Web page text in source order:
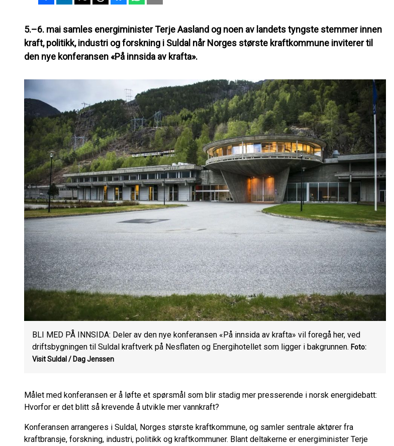
5.–6. mai samles energiminister Terje Aasland og noen av landets tyngste stemmer innen
kraft, politikk, industri og forskning i Suldal når Norges største kraftkommune inviterer til
den nye konferansen «På innsida av krafta».
BLI MED PÅ INNSIDA: Deler av den nye konferansen «På innsida av krafta» vil foregå her, ved
driftsbygningen til Suldal kraftverk på Nesflaten og Energihotellet som ligger i bakgrunnen. Foto:
Visit Suldal / Dag Jenssen
Målet med konferansen er å løfte et spørsmål som blir stadig mer presserende i norsk energidebatt:
Hvorfor er det blitt så krevende å utvikle mer vannkraft?
Konferansen arrangeres i Suldal, Norges største kraftkommune, og samler sentrale aktører fra
kraftbransje, forskning, industri, politikk og kraftkommuner. Blant deltakerne er energiminister Terje